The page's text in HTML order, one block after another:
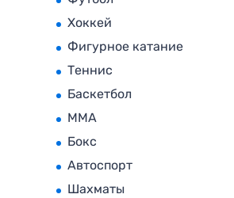
Хоккей
Фигурное катание
Теннис
Баскетбол
MMA
Бокс
Автоспорт
Шахматы